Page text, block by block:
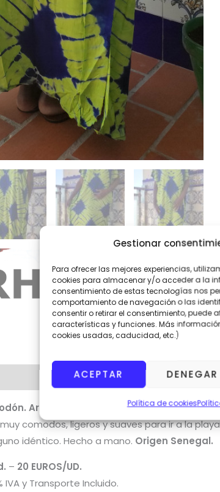
Gestionar
Para ofrecer las mejores experiencias,
cookies para almacenar y/o acceder a la
consentimiento de estas tecnologías nos
comportamiento de navegación o las
consentir o retirar el consentimiento, puede
características y funciones. Más
cookies usadas, caducidad, etc.)
ACEPTAR DENEGAR
Política de cookies
Artesanos. Teñido a mano.Vestidos
comodos, ligeros y suaves para ir a la
idéntico. Hecho a mano. Origen Senegal.
– 20 EUROS/UD.
IVA y Transporte Incluido.